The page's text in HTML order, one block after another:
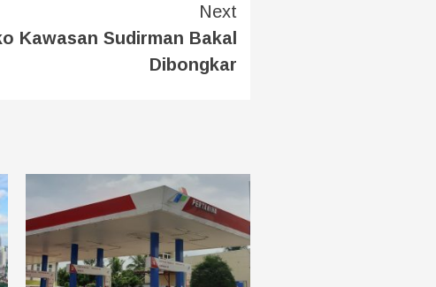
Next
Kawasan Sudirman Bakal
Dibongkar